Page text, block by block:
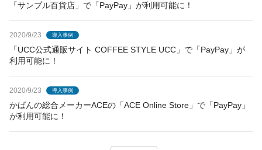
「サンプル百貨店」で「PayPay」が利用可能に！
2020/9/23 導入事例
「UCC公式通販サイト COFFEE STYLE UCC」で「PayPay」が
利用可能に！
2020/9/23 導入事例
かばんの総合メーカーACEの「ACE Online Store」で「PayPay」
が利用可能に！